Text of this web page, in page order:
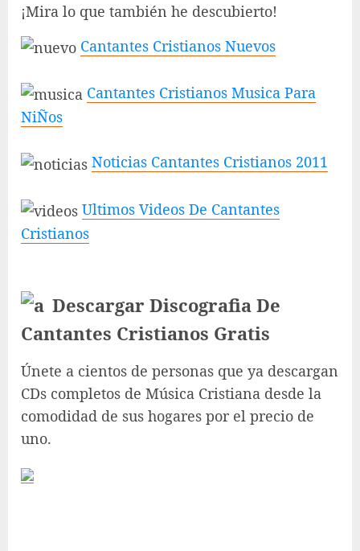
¡Mira lo que también he descubierto!
Cantantes Cristianos Nuevos
Cantantes Cristianos Musica Para
NiÑos
Noticias Cantantes Cristianos 2011
Ultimos Videos De Cantantes
Cristianos
Descargar Discografia De
Cantantes Cristianos Gratis
Únete a cientos de personas que ya descargan
CDs completos de Música Cristiana desde la
comodidad de sus hogares por el precio de
uno.